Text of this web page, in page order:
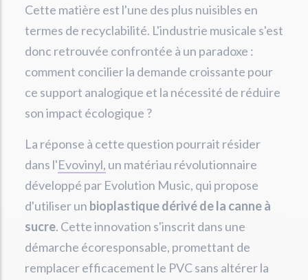
Cette matière est l'une des plus nuisibles en
termes de recyclabilité. L'industrie musicale s'est
donc retrouvée confrontée à un paradoxe :
comment concilier la demande croissante pour
ce support analogique et la nécessité de réduire
son impact écologique ?
La réponse à cette question pourrait résider
dans l'Evovinyl, un matériau révolutionnaire
développé par Evolution Music, qui propose
d'utiliser un bioplastique dérivé de la canne à
sucre. Cette innovation s'inscrit dans une
démarche écoresponsable, promettant de
remplacer efficacement le PVC sans altérer la